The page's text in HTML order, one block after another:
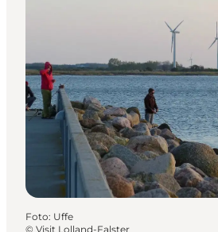
For børn
Kultur
Gastronomi
Planlæg din ferie
Foto: Uffe
© Visit Lolland-Falster